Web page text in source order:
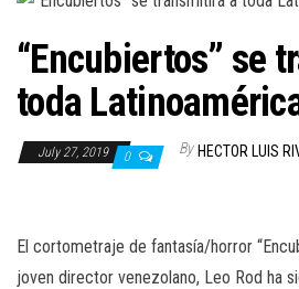
“Encubiertos” se
toda
July 27, 2019 0 By HECTOR LUIS
El cortometraje de fantasía/horror
joven director venezolano, Leo Rod ha